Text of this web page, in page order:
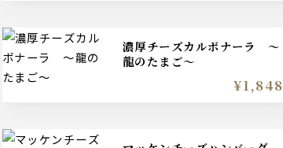
濃厚チーズカルボナーラ ～
龍のたまご～
¥1,848